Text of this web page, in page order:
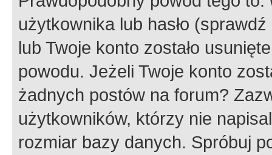
użytkownika lub hasło
lub Twoje konto zostało
powodu. Jeżeli Twoje konto
żadnych postów na forum?
użytkowników, którzy nie
rozmiar bazy danych. Spróbuj